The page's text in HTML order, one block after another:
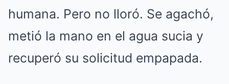
humana. Pero no lloró. Se agachó,
metió la mano en el agua sucia y
recuperó su solicitud empapada.